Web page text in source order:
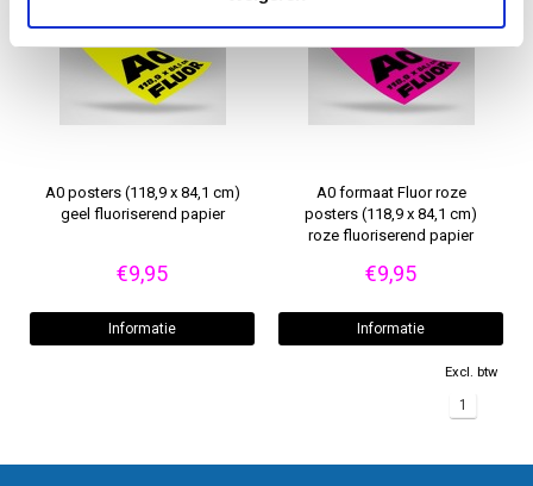
A0 posters (118,9 x 84,1 cm)
geel fluoriserend papier
€9,95
Informatie
A0 formaat Fluor roze
posters (118,9 x 84,1 cm)
roze fluoriserend papier
€9,95
Informatie
Excl. btw
1